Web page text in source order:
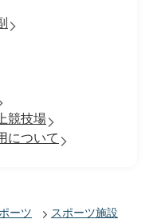
競技場
について
ーツ
スポーツ施設